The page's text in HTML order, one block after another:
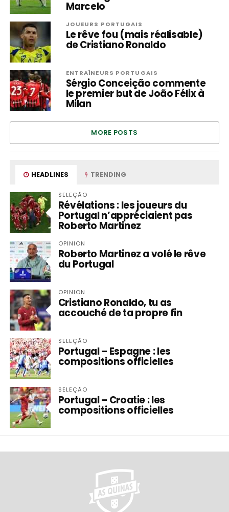
Marcelo
JOUEURS PORTUGAIS
Le rêve fou (mais réalisable)
de Cristiano Ronaldo
ENTRAÎNEURS PORTUGAIS
Sérgio Conceição commente
le premier but de João Félix à
Milan
MORE POSTS
HEADLINES TRENDING
SELEÇÃO
Révélations : les joueurs du
Portugal n’appréciaient pas
Roberto Martinez
OPINION
Roberto Martinez a volé le rêve
du Portugal
OPINION
Cristiano Ronaldo, tu as
accouché de ta propre fin
SELEÇÃO
Portugal – Espagne : les
compositions officielles
SELEÇÃO
Portugal – Croatie : les
compositions officielles